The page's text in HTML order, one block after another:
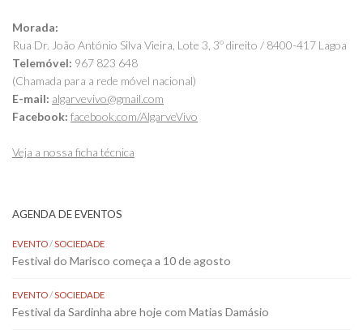
Morada:
Rua Dr. João António Silva Vieira, Lote 3, 3º direito / 8400-417 Lagoa
Telemóvel: 967 823 648
(Chamada para a rede móvel nacional)
E-mail: algarvevivo@gmail.com
Facebook: facebook.com/AlgarveVivo
Veja a nossa ficha técnica
AGENDA DE EVENTOS
EVENTO/SOCIEDADE
Festival do Marisco começa a 10 de agosto
EVENTO/SOCIEDADE
Festival da Sardinha abre hoje com Matias Damásio